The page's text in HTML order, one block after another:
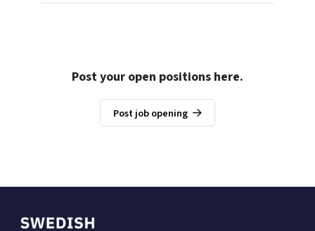
Post your open positions here.
Post job opening